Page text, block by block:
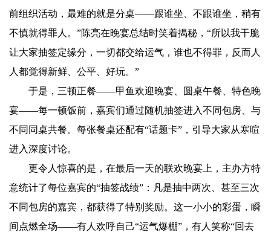
前组织活动，最难的就是分桌——跟谁坐、不跟谁坐，稍有
不慎就得罪人。”陈亮在晚宴总结时笑着揭秘，“所以我干脆
让大家抽签定缘分，一切都交给运气，谁也不得罪，反而人
人都觉得新鲜、公平、好玩。”
于是，三顿正餐——甲鱼欢迎晚宴、圆桌午餐、特色晚
宴——每一顿饭前，嘉宾们通过随机抽签进入不同包房、与
不同同桌共餐。每张餐桌还配有“话题卡”，引导大家从寒暄
进入深度讨论。
更令人惊喜的是，在最后一天的联欢晚宴上，主办方特
意统计了每位嘉宾的“抽签战绩”：凡是抽中两次、甚至三次
不同包房的嘉宾，都获得了特别奖励。这一小小的彩蛋，瞬
间点燃全场——有人欢呼自己“运气爆棚”，有人笑称“回去